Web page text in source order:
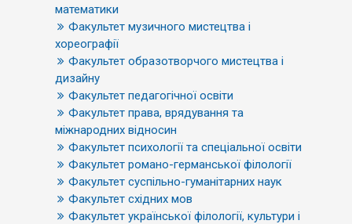
математики
Факультет музичного мистецтва і
хореографії
Факультет образотворчого мистецтва і
дизайну
Факультет педагогічної освіти
Факультет права, врядування та
міжнародних відносин
Факультет психології та спеціальної освіти
Факультет романо-германської філології
Факультет суспільно-гуманітарних наук
Факультет східних мов
Факультет української філології, культури і